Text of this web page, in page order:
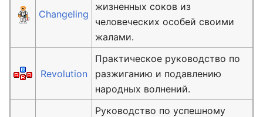
Changeling
жизненных соков из
человеческих особей своими
жалами.
Revolution
Практическое руководство по
разжиганию и подавлению
народных волнений.
Руководство по успешному